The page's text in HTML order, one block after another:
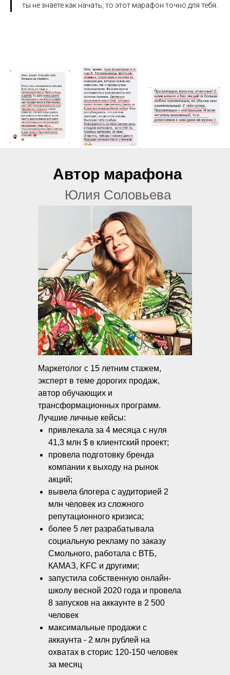
ты не знаете как начать, то этот марафон точно для тебя.
Автор марафона
Юлия Соловьева
Маркетолог с 15 летним стажем,
эксперт в теме дорогих продаж,
автор обучающих и
трансформационных программ.
Лучшие личные кейсы:
привлекала за 4 месяца с нуля
41,3 млн $ в клиентский проект;
провела подготовку бренда
компании к выходу на рынок
акций;
вывела блогера с аудиторией 2
млн человек из сложного
репутационного кризиса;
более 5 лет разрабатывала
социальную рекламу по заказу
Смольного, работала с ВТБ,
КАМАЗ, KFC и другими;
запустила собственную онлайн-
школу весной 2020 года и провела
8 запусков на аккаунте в 2 500
человек
максимальные продажи с
аккаунта - 2 млн рублей на
охватах в сторис 120-150 человек
за месяц